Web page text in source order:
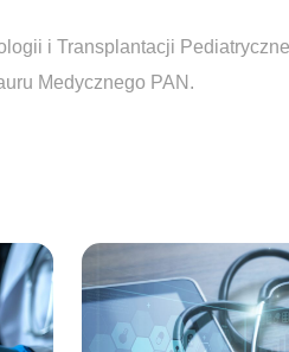
i Transplantacji
Medycznego PAN.